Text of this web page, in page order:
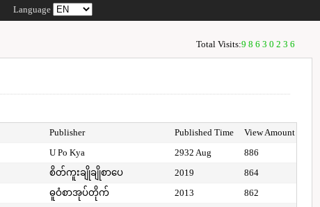
Language
Total Visits:98630236
Publisher Published Time
View Amount
U Po Kya 2932 Aug
886
စိတ်ကူးချိုချိုစာပေ 2019
864
ဓူဝံစာအုပ်တိုက် 2013
862